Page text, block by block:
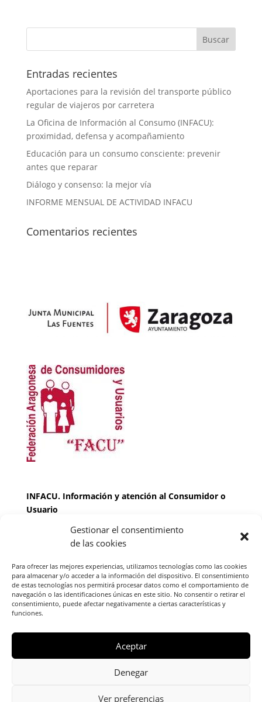
Gestionar el consentimiento
de las cookies
Para ofrecer las mejores experiencias, utilizamos tecnologías como las cookies
para almacenar y/o acceder a la información del dispositivo. El consentimiento
de estas tecnologías nos permitirá procesar datos como el comportamiento de
navegación o las identificaciones únicas en este sitio. No consentir o retirar el
consentimiento, puede afectar negativamente a ciertas características y
funciones.
Aceptar
Denegar
Ver preferencias
Entradas recientes
Aportaciones para la revisión del transporte público
regular de viajeros por carretera
La Oficina de Información al Consumo (INFACU):
proximidad, defensa y acompañamiento
Educación para un consumo consciente: prevenir
antes que reparar
Diálogo y consenso: la mejor vía
INFORME MENSUAL DE ACTIVIDAD INFACU
Comentarios recientes
INFACU. Información y atención al Consumidor o
Usuario
MARTES Y JUEVES de17:00 a 20 horas
horas
Teléfono de contacto976 13 47 92
FACU, Calle Leopoldo Romeo, 30 local